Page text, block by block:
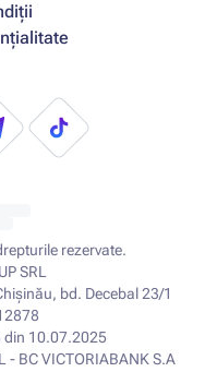
rezervate.
SRL
bd. Decebal 23/1
din 10.07.2025
BC VICTORIABANK S.A